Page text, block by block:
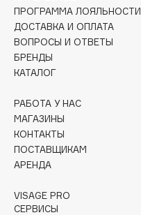
Collagenina
Consly
Corimo
CosRX
Crescina
Cunzite
D
ПРОГРАММА ЛОЯЛЬНОСТИ
ДОСТАВКА И ОПЛАТА
ВОПРОСЫ И ОТВЕТЫ
БРЕНДЫ
КАТАЛОГ
РАБОТА У НАС
МАГАЗИНЫ
КОНТАКТЫ
ПОСТАВЩИКАМ
АРЕНДА
VISAGE PRO
СЕРВИСЫ